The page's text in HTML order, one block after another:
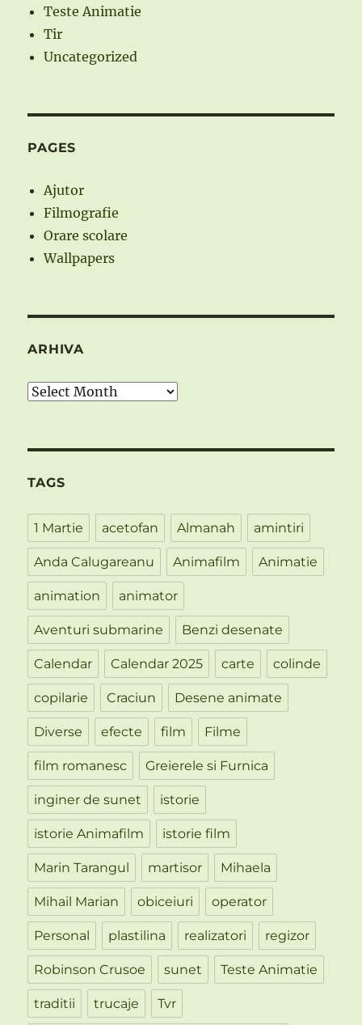
Teste Animatie
Tir
Uncategorized
PAGES
Ajutor
Filmografie
Orare scolare
Wallpapers
ARHIVA
Arhiva
TAGS
1 Martie acetofan Almanah amintiri
Anda Calugareanu Animafilm Animatie
animation animator
Aventuri submarine Benzi desenate
Calendar Calendar 2025 carte colinde
copilarie Craciun Desene animate
Diverse efecte film Filme
film romanesc Greierele si Furnica
inginer de sunet istorie
istorie Animafilm istorie film
Marin Tarangul martisor Mihaela
Mihail Marian obiceiuri operator
Personal plastilina realizatori regizor
Robinson Crusoe sunet Teste Animatie
traditii trucaje Tvr